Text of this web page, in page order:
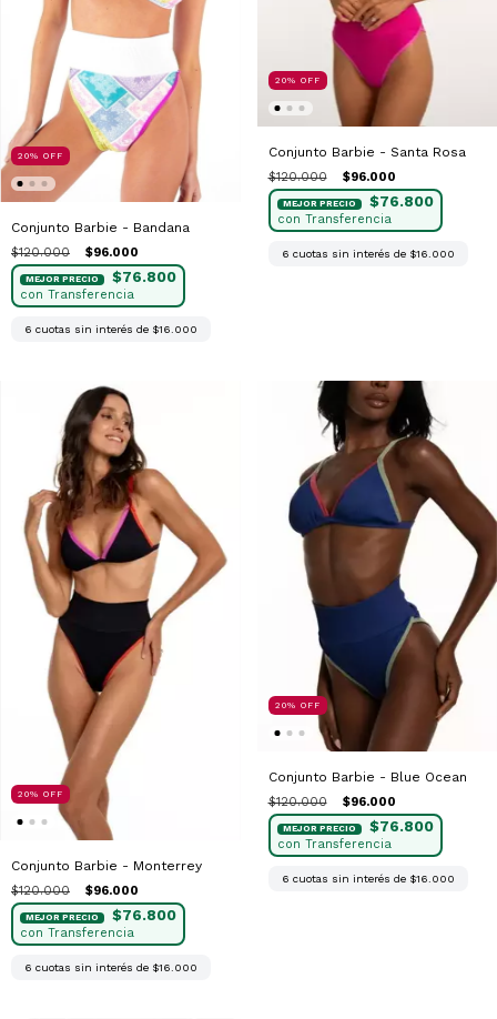
20% OFF
Conjunto Barbie - Bandana
$120.000 $96.000
$76.800
6 cuotas sin interés de $16.000
20% OFF
Conjunto Barbie - Santa Rosa
$120.000 $96.000
$76.800
6 cuotas sin interés de $16.000
20% OFF
Conjunto Barbie - Monterrey
$120.000 $96.000
$76.800
6 cuotas sin interés de $16.000
20% OFF
Conjunto Barbie - Blue Ocean
$120.000 $96.000
$76.800
6 cuotas sin interés de $16.000